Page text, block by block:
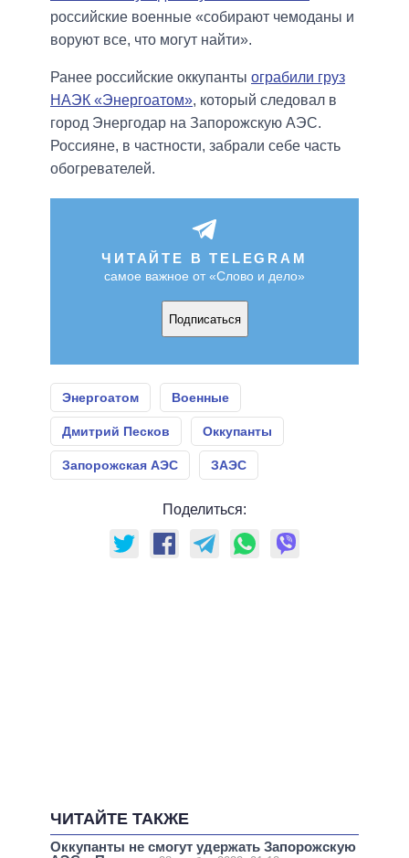
российские военные «собирают чемоданы и
воруют все, что могут найти».
Ранее российские оккупанты ограбили груз
НАЭК «Энергоатом», который следовал в
город Энергодар на Запорожскую АЭС.
Россияне, в частности, забрали себе часть
обогревателей.
ЧИТАЙТЕ В TELEGRAM
самое важное от «Слово и дело»
Подписаться
Энергоатом Военные
Дмитрий Песков Оккупанты
Запорожская АЭС ЗАЭС
Поделиться:
ЧИТАЙТЕ ТАКЖЕ
Оккупанты не смогут удержать Запорожскую